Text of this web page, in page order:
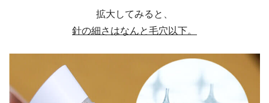
拡大してみると、
針の細さはなんと毛穴以下。